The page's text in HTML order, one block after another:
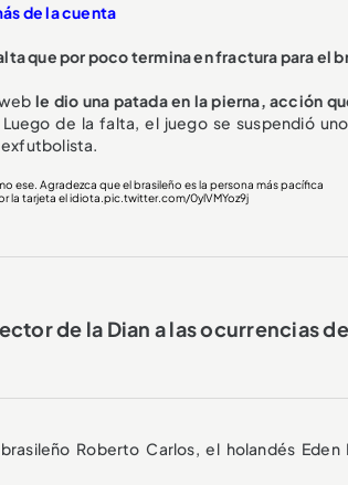
de la cuenta
que por poco termina en fractura para el
le dio una patada en la pierna, acción
Luego de la falta, el juego se suspendió
exfutbolista.
ese. Agradezca que el brasileño es la persona más pacífica
la tarjeta el idiota. pic.twitter.com/0ylVMYoz9j
de la Dian a las ocurrencias
Roberto Carlos, el holandés Eden